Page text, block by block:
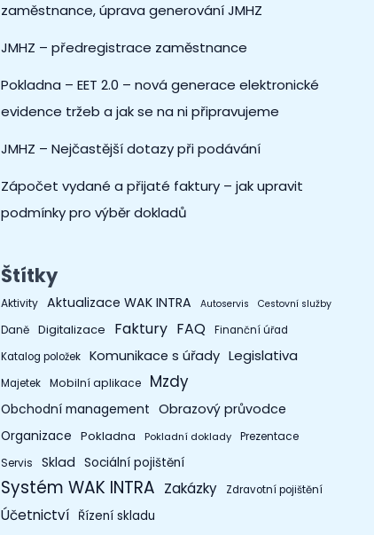
zaměstnance, úprava generování JMHZ
JMHZ – předregistrace zaměstnance
Pokladna – EET 2.0 – nová generace elektronické
evidence tržeb a jak se na ni připravujeme
JMHZ – Nejčastější dotazy při podávání
Zápočet vydané a přijaté faktury – jak upravit
podmínky pro výběr dokladů
Štítky
Aktivity Aktualizace WAK INTRA Autoservis Cestovní služby
Daně Digitalizace Faktury FAQ
Finanční úřad
Katalog položek
Komunikace s úřady Legislativa
Majetek Mobilní aplikace Mzdy
Obchodní management Obrazový průvodce
Organizace Pokladna Pokladní doklady
Prezentace
Servis
Sklad Sociální pojištění
Systém WAK INTRA Zakázky Zdravotní pojištění
Účetnictví Řízení skladu